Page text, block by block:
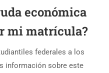
económica
mi matrícula?
federales a los
información sobre este